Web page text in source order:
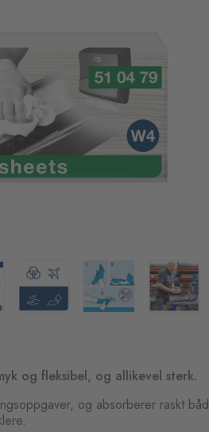
og fleksibel, og allikevel sterk.
og absorberer raskt